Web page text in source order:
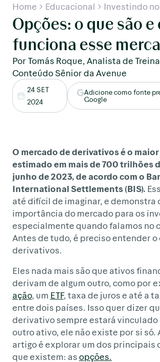
Home Educacional Investindo
Opções: o que são e
funciona esse
Por Tomás Roque, Analista de
Conteúdo Sênior da Avenue
24 SET
2024
Adicione como fonte
Google
O mercado de derivativos é o
estimado em mais de 700 trilhões
junho de 2023, de acordo com o
International Settlements (BIS).
até difícil de imaginar, e demonstra
importância do mercado para os
especialmente quando falamos no
Antes de tudo, é preciso entender o
derivativos.
Eles nada mais são que ativos
derivam de algum outro, como por
ação, um ETF, taxa de juros e até a
entre dois países. Isso quer dizer
derivativo sempre estará vinculado
outro ativo, ele não existe por si só.
artigo é explorar um dos principais
que existem: asopções.